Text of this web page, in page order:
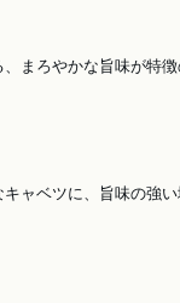
まろやかな旨味が特
ャベツに、旨味の強